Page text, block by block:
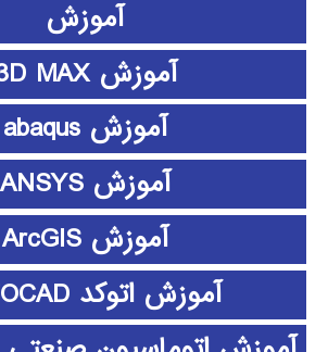
آموزش
آموزش 3D MAX
آموزش abaqus
آموزش ANSYS
آموزش ArcGIS
آموزش اتوکد AUTOCAD